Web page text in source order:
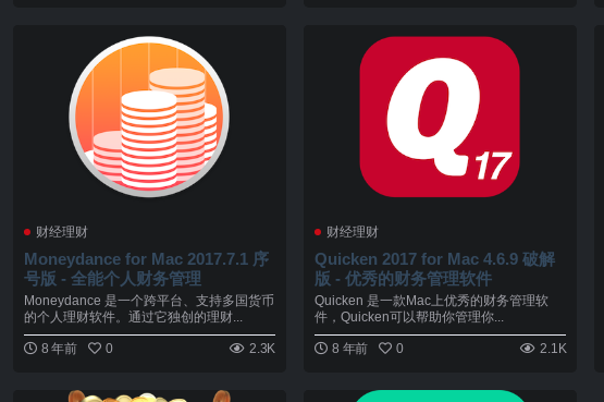
财经理财
Moneydance for Mac 2017.7.1 序
号版 - 全能个人财务管理
Moneydance 是一个跨平台、支持多国货币
的个人理财软件。通过它独创的理财...
8 年前 0 2.3K
财经理财
Quicken 2017 for Mac 4.6.9 破解
版 - 优秀的财务管理软件
Quicken 是一款Mac上优秀的财务管理软
件，Quicken可以帮助你管理你...
8 年前 0 2.1K